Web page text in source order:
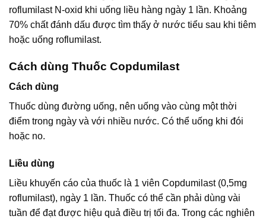
roflumilast N-oxid khi uống liều hàng ngày 1 lần. Khoảng
70% chất đánh dấu được tìm thấy ở nước tiểu sau khi tiêm
hoặc uống roflumilast.
Cách dùng Thuốc Copdumilast
Cách dùng
Thuốc dùng đường uống, nên uống vào cùng một thời
điểm trong ngày và với nhiều nước. Có thể uống khi đói
hoặc no.
Liều dùng
Liều khuyến cáo của thuốc là 1 viên Copdumilast (0,5mg
roflumilast), ngày 1 lần. Thuốc có thể cần phải dùng vài
tuần để đạt được hiệu quả điều trị tối đa. Trong các nghiên